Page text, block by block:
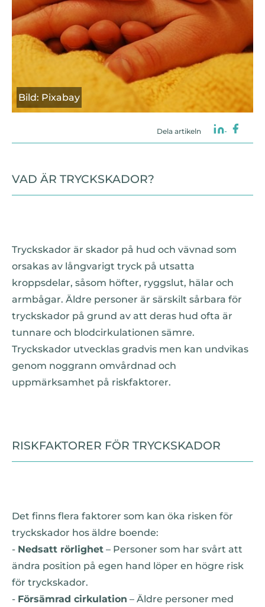
Bild: Pixabay
Dela artikeln
VAD ÄR TRYCKSKADOR?
Tryckskador är skador på hud och vävnad som
orsakas av långvarigt tryck på utsatta
kroppsdelar, såsom höfter, ryggslut, hälar och
armbågar. Äldre personer är särskilt sårbara för
tryckskador på grund av att deras hud ofta är
tunnare och blodcirkulationen sämre.
Tryckskador utvecklas gradvis men kan undvikas
genom noggrann omvårdnad och
uppmärksamhet på riskfaktorer.
RISKFAKTORER FÖR TRYCKSKADOR
Det finns flera faktorer som kan öka risken för
tryckskador hos äldre boende:
- Nedsatt rörlighet – Personer som har svårt att
ändra position på egen hand löper en högre risk
för tryckskador.
- Försämrad cirkulation – Äldre personer med